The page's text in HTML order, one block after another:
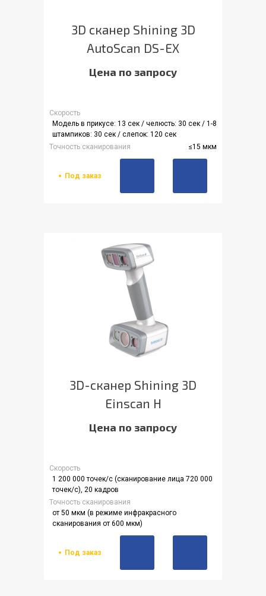
3D сканер Shining 3D
AutoScan DS-EX
Цена по запросу
Скорость
Модель в прикусе: 13 сек / челюсть: 30 сек / 1-8
штампиков: 30 сек / слепок: 120 сек
Точность сканирования
≤15 мкм
Под заказ
3D-сканер Shining 3D
Einscan H
Цена по запросу
Скорость
1 200 000 точек/с (сканирование лица 720 000
точек/с), 20 кадров
Точность сканирования
от 50 мкм (в режиме инфракрасного
сканирования от 600 мкм)
Под заказ